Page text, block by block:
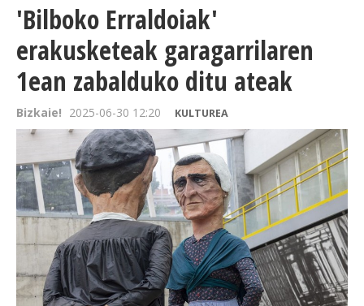
'Bilboko Erraldoiak'
erakusketeak garagarrilaren
1ean zabalduko ditu ateak
Bizkaie! 2025-06-30 12:20 KULTUREA